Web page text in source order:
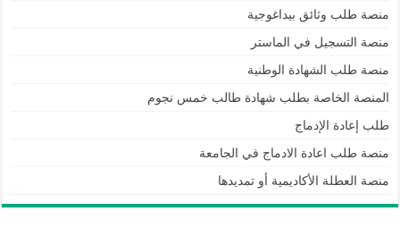
منصة طلب وثائق بيداغوجية
منصة التسجيل في الماستر
منصة طلب الشهادة الوطنية
المنصة الخاصة بطلب شهادة طالب خمس نجوم
طلب إعادة الإدماج
منصة طلب اعادة الادماج في الجامعة
منصة العطلة الأكاديمية أو تمديدها